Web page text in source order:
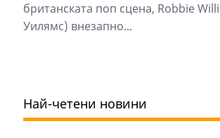
британската поп сцена, Robbie
Уилямс) внезапно...
Най-четени новини